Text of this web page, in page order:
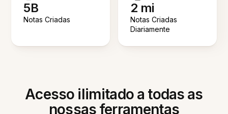
5B
Notas Criadas
2 mi
Notas Criadas
Diariamente
Acesso ilimitado a todas as
nossas ferramentas